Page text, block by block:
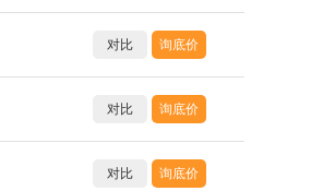
对比 询底价
对比 询底价
对比 询底价